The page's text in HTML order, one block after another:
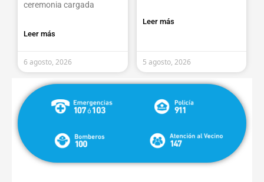
ceremonia cargada
Leer más
6 agosto, 2026
Leer más
5 agosto, 2026